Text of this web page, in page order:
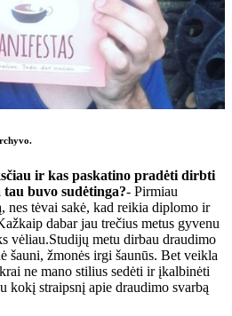
ir kas paskatino pradėti dirbti
buvo sudėtinga?- Pirmiau
nes tėvai sakė, kad reikia diplomo ir
dabar jau trečius metus gyvenu
vėliau.Studijų metu dirbau draudimo
šauni, žmonės irgi šaunūs. Bet veikla
ne mano stilius sedėti ir įkalbinėti
kokį straipsnį apie draudimo svarbą